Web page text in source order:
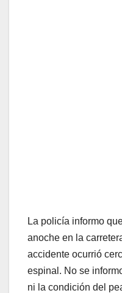
La policía informo
anoche en la
accidente ocurrió
espinal. No se
ni la condición del